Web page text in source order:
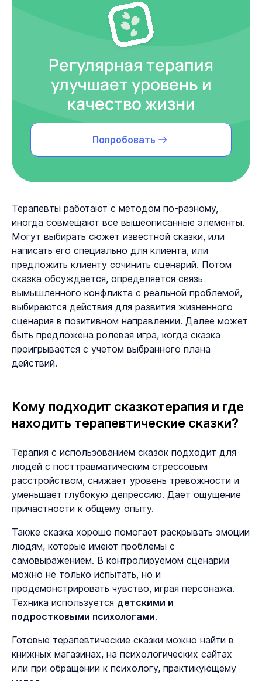
Регулярная терапия
улучшает уровень и
качество жизни
Попробовать
Терапевты работают с методом по-разному,
иногда совмещают все вышеописанные элементы.
Могут выбирать сюжет известной сказки, или
написать его специально для клиента, или
предложить клиенту сочинить сценарий. Потом
сказка обсуждается, определяется связь
вымышленного конфликта с реальной проблемой,
выбираются действия для развития жизненного
сценария в позитивном направлении. Далее может
быть предложена ролевая игра, когда сказка
проигрывается с учетом выбранного плана
действий.
Кому подходит сказкотерапия и где
находить терапевтические сказки?
Терапия с использованием сказок подходит для
людей с посттравматическим стрессовым
расстройством, снижает уровень тревожности и
уменьшает глубокую депрессию. Дает ощущение
причастности к общему опыту.
Также сказка хорошо помогает раскрывать эмоции
людям, которые имеют проблемы с
самовыражением. В контролируемом сценарии
можно не только испытать, но и
продемонстрировать чувство, играя персонажа.
Техника используется детскими и
подростковыми психологами.
Готовые терапевтические сказки можно найти в
книжных магазинах, на психологических сайтах
или при обращении к психологу, практикующему